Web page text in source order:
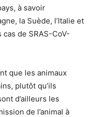
à savoir
la Suède, l’Italie et
de SRAS-CoV-
que les animaux
plutôt qu’ils
d’ailleurs les
de l’animal à